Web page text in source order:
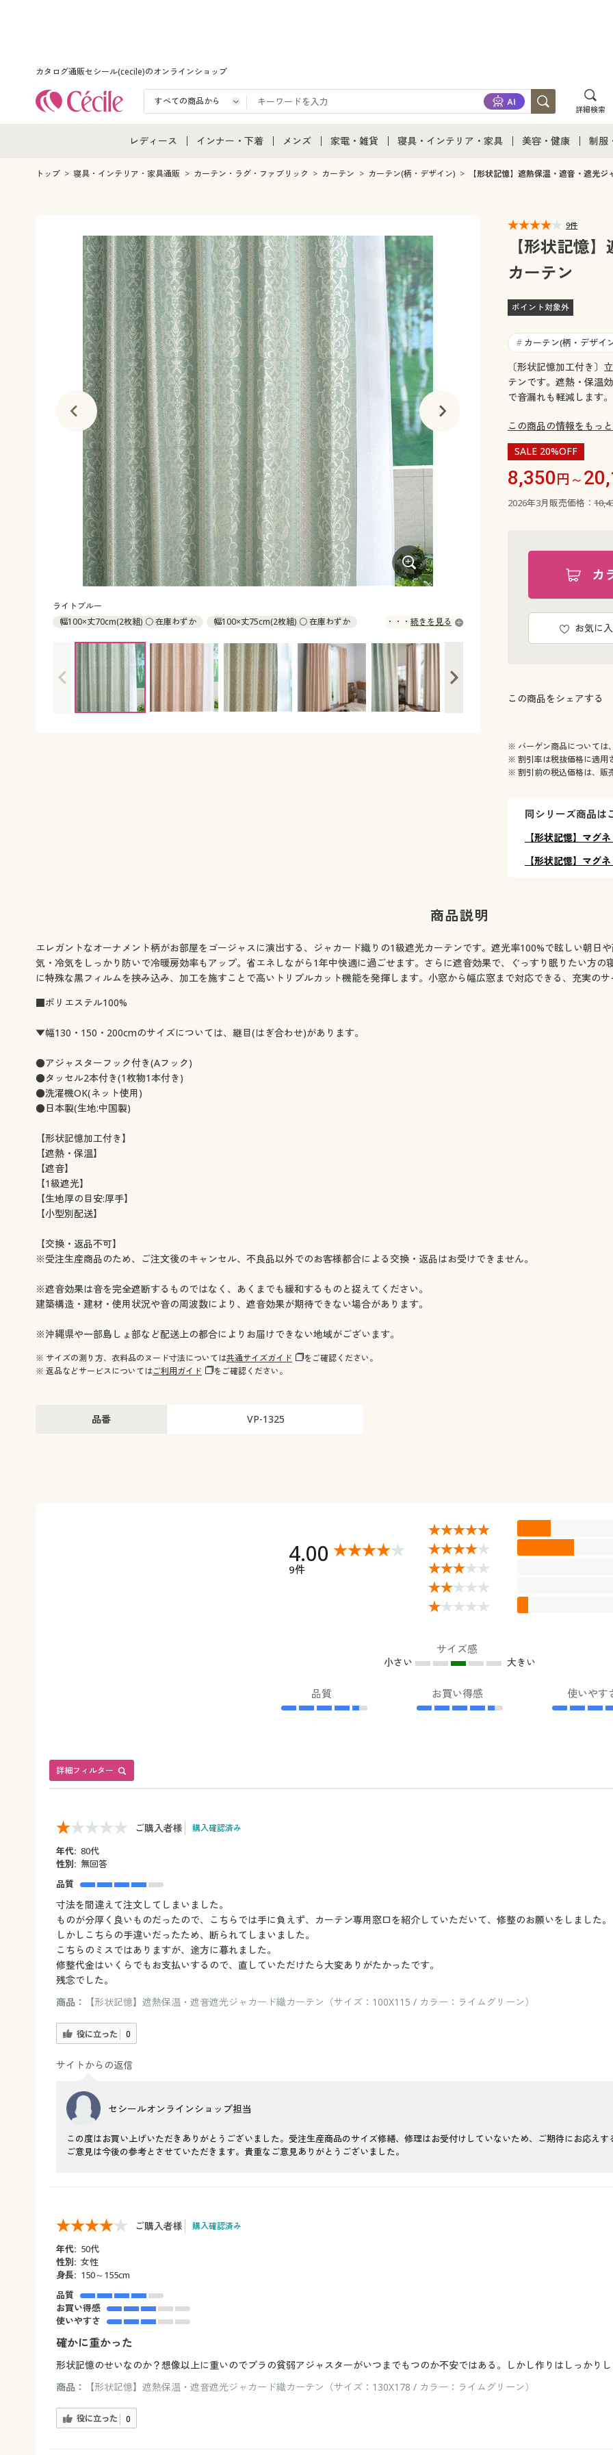
カタログ通販セシール(cecile)のオンラインショップ
詳細検索
レディース
レディース通販すべて
女性下着
インナー・下着
インナー・下着通販すべて
メンズ下着
ジュニア・ティーンズ下着
メンズ
メンズ通販すべて
メンズ下着
家電・雑貨
家電・雑貨すべて
キッチン・雑貨・日用品
寝具・インテリア・家具
寝具・インテリア・家具通販すべて
寝具・ベッド
カーテン・ラグ・ファブリック
美容・健康
美容・健康通販すべ
制服
制服
ジュ
トップ 寝具・インテリア・家具通販 カーテン・ラグ・ファブリック カーテン カーテン(柄・デザイン) 【形状記憶】遮熱保温・遮音・遮光
ライトブルー
幅100×丈70cm(2枚組) ○ 在庫わずか
幅100×丈75cm(2枚組) ○ 在庫わずか
幅100×丈90cm(2枚組) ○ 在庫わずか
幅100×丈95cm(2枚組) ○ 在庫わずか
幅100×丈100cm(2枚組) ◎ 在庫あり
幅100×丈105cm(2枚組) ○ 在庫わずか
幅100×丈110cm(2枚組) ○ 在庫わずか
幅100×丈115cm(2枚組) ○ 在庫わずか
幅100×丈120cm(2枚組) ◎ 在庫あり
幅100×丈125cm(2枚組) ◎ 在庫あり
幅100×丈130cm(2枚組) ○ 在庫わずか
幅130×丈150cm(2枚組) ○ 在庫わずか
幅130×丈170cm(2枚組) ○ 在庫わずか
幅130×丈178cm(2枚組) ○ 在庫わずか
幅130×丈185cm(2枚組) ○ 在庫わずか
幅130×丈190cm(2枚組) ○ 在庫わずか
幅130×丈195cm(2枚組) ○ 在庫わずか
幅130×丈200cm(2枚組) ○ 在庫わずか
幅130×丈225cm(2枚組) ○ 在庫わずか
幅130×丈230cm(2枚組) ○ 在庫わずか
幅130×丈260cm(2枚組) ○ 在庫わずか
幅150×丈100cm(2枚組) ○ 在庫わずか
幅150×丈120cm(2枚組) ○ 在庫わずか
幅150×丈150cm(2枚組) ○ 在庫わずか
幅150×丈190cm(2枚組) ◎ 在庫あり
幅150×丈200cm(2枚組) ○ 在庫わずか
幅150×丈210cm(2枚組) ○ 在庫わずか
幅150×丈220cm(2枚組) ○ 在庫わずか
幅150×丈230cm(2枚組) ○ 在庫わずか
幅150×丈240cm(2枚組) ○ 在庫わずか
幅200×丈100cm(1枚物) ○ 在庫わずか
幅200×丈110cm(1枚物) ○ 在庫わずか
幅200×丈120cm(1枚物) ○ 在庫わずか
幅200×丈135cm(1枚物) ○ 在庫わずか
幅200×丈150cm(1枚物) ○ 在庫わずか
幅200×丈170cm(1枚物) ○ 在庫わずか
幅200×丈178cm(1枚物) ○ 在庫わずか
幅200×丈185cm(1枚物) ○ 在庫わずか
幅200×丈200cm(1枚物) ○ 在庫わずか
幅200×丈210cm(1枚物) ○ 在庫わずか
幅200×丈225cm(1枚物) ○ 在庫わずか
幅200×丈230cm(1枚物) ○ 在庫わずか
幅200×丈240cm(1枚物) ○ 在庫わずか
幅200×丈250cm(1枚物) ○ 在庫わずか
続きを見る
9件
【形状記憶
カーテン
ポイント対象外
# カーテン(柄・デザイ
〔形状記憶加工付き〕
テンです。遮熱・保温
で音漏れも軽減します。
この商品の情報をもっ
SALE 20%OFF
8,350円～
2026年3月販売価格：
カ
お気に
この商品をシェアする
※ バーゲン商品については
※ 割引率は税抜価格に適用
※ 割引前の税込価格は、販
同シリーズ商品は
【形状記憶】マグ
【形状記憶】マグ
商品説明
エレガントなオーナメント柄がお部屋をゴージャスに演出する、ジャカード織りの1級遮光カーテンです。遮光率100%で眩しい朝日
気・冷気をしっかり防いで冷暖房効率もアップ。省エネしながら1年中快適に過ごせます。さらに遮音効果で、ぐっすり眠りたい方
に特殊な黒フィルムを挟み込み、加工を施すことで高いトリプルカット機能を発揮します。小窓から幅広窓まで対応できる、充実の
■ポリエステル100%
▼幅130・150・200cmのサイズについては、継目(はぎ合わせ)があります。
●アジャスターフック付き(Aフック)
●タッセル2本付き(1枚物1本付き)
●洗濯機OK(ネット使用)
●日本製(生地:中国製)
【形状記憶加工付き】
【遮熱・保温】
【遮音】
【1級遮光】
【生地厚の目安:厚手】
【小型別配送】
【交換・返品不可】
※受注生産商品のため、ご注文後のキャンセル、不良品以外でのお客様都合による交換・返品はお受けできません。
※遮音効果は音を完全遮断するものではなく、あくまでも緩和するものと捉えてください。
建築構造・建材・使用状況や音の周波数により、遮音効果が期待できない場合があります。
※沖縄県や一部島しょ部など配送上の都合によりお届けできない地域がございます。
※ サイズの測り方、衣料品のヌード寸法については共通サイズガイド
をご確認ください。
※ 返品などサービスについてはご利用ガイド をご確認ください。
品番 VP-1325
4.00
9件
サイズ感
小さい 大きい
品質 お買い得感 使いや
詳細フィルター
ご購入者様 購入確認済み
年代: 80代
性別: 無回答
品質
寸法を間違えて注文してしまいました。
ものが分厚く良いものだったので、こちらでは手に負えず、カーテン専用窓口を紹介していただいて、修整のお願いをしました。
しかしこちらの手違いだったため、断られてしまいました。
こちらのミスではありますが、途方に暮れました。
修整代金はいくらでもお支払いするので、直していただけたら大変ありがたかったです。
残念でした。
商品：
【形状記憶】遮熱保温・遮音遮光ジャカード織カーテン（サイズ：100X115 / カラー：ライムグリーン）
役に立った 0
サイトからの返信
セシールオンラインショップ担当
この度はお買い上げいただきありがとうございました。受注生産商品のサイズ修繕、修理はお受付けしていないため、ご期待にお応え
ご意見は今後の参考とさせていただきます。貴重なご意見ありがとうございました。
ご購入者様 購入確認済み
年代: 50代
性別: 女性
身長: 150～155cm
品質
お買い得感
使いやすさ
確かに重かった
形状記憶のせいなのか？想像以上に重いのでプラの貧弱アジャスターがいつまでもつのか不安ではある。しかし作りはしっかり
商品：
【形状記憶】遮熱保温・遮音遮光ジャカード織カーテン（サイズ：130X178 / カラー：ライムグリーン）
役に立った 0